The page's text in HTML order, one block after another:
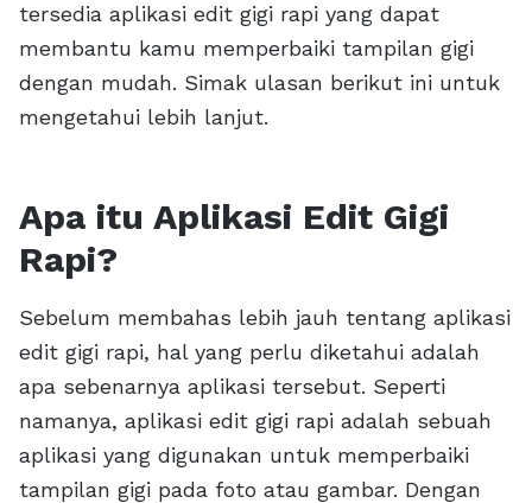
tersedia aplikasi edit gigi rapi yang dapat
membantu kamu memperbaiki tampilan gigi
dengan mudah. Simak ulasan berikut ini untuk
mengetahui lebih lanjut.
Apa itu Aplikasi Edit Gigi
Rapi?
Sebelum membahas lebih jauh tentang aplikasi
edit gigi rapi, hal yang perlu diketahui adalah
apa sebenarnya aplikasi tersebut. Seperti
namanya, aplikasi edit gigi rapi adalah sebuah
aplikasi yang digunakan untuk memperbaiki
tampilan gigi pada foto atau gambar. Dengan